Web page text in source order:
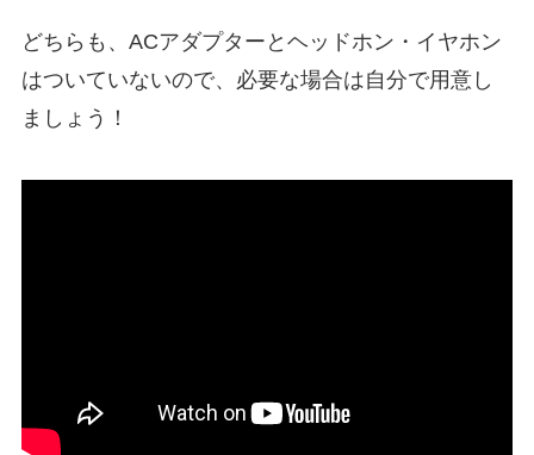
どちらも、ACアダプターとヘッドホン・イヤホン
はついていないので、必要な場合は自分で用意し
ましょう！